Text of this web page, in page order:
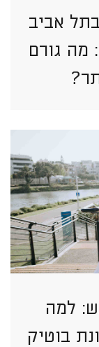
אביב
מה גורם
למה
בוטיק